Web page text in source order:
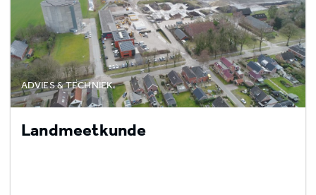
ADVIES & TECHNIEK
Landmeetkunde